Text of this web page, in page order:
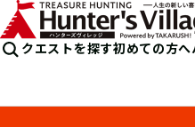
クエストを探す初めての方へ